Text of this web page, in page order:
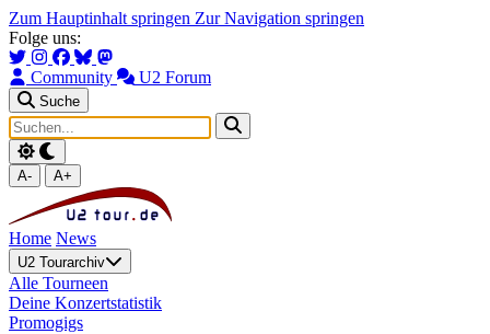
Zum Hauptinhalt springen Zur Navigation springen
Folge uns:
Community U2 Forum
Suche
A- A+
Home News
U2 Tourarchiv
Alle Tourneen
Deine Konzertstatistik
Promogigs